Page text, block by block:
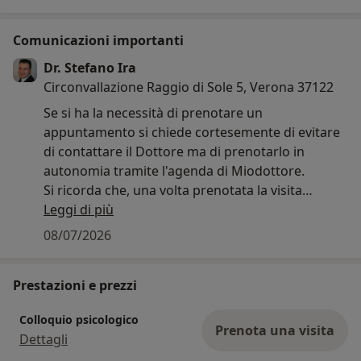
Comunicazioni importanti
Dr. Stefano Ira
Circonvallazione Raggio di Sole 5, Verona 37122
Se si ha la necessità di prenotare un
appuntamento si chiede cortesemente di evitare
di contattare il Dottore ma di prenotarlo in
autonomia tramite l'agenda di Miodottore.
Si ricorda che, una volta prenotata la visita
tramite l'applicativo di Miodottore, essa si intende
automaticamente confermata (senza la necessità
da parte di Miodottore), a meno che tale visita
lavorativi di anticipo. Nel caso di dubbi al
riguardo, si chiede per favore di inviare un
Leggi di più
08/07/2026
Prestazioni e prezzi
Colloquio psicologico
Dettagli Prenota una visita